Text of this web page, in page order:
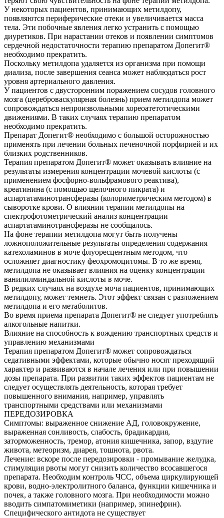
У некоторых пациентов, принимающих метилдопу,
появляются периферические отеки и увеличивается масса
тела. Эти побочные явления легко устранить с помощью
диуретиков. При нарастании отеков и появлении симптомов
сердечной недостаточности терапию препаратом Допегит®
необходимо прекратить.
Поскольку метилдопа удаляется из организма при помощи
диализа, после завершения сеанса может наблюдаться рост
уровня артериального давления.
У пациентов с двусторонним поражением сосудов головного
мозга (цереброваскулярная болезнь) прием метилдопа может
сопровождаться непроизвольными хореоатетотическими
движениями. В таких случаях терапию препаратом
необходимо прекратить.
Препарат Допегит® необходимо с большой осторожностью
применять при лечении больных печеночной порфирией и их
близких родственников.
Терапия препаратом Допегит® может оказывать влияние на
результаты измерения концентрации мочевой кислоты (с
применением фосфорно-вольфрамового реактива),
креатинина (с помощью щелочного пикрата) и
аспартатаминотрансферазы (колориметрическим методом) в
сыворотке крови. О влиянии терапии метилдопы на
спектрофотометрический анализ концентрации
аспартатаминотрансферазы не сообщалось.
На фоне терапии метилдопа могут быть получены
ложноположительные результаты определения содержания
катехоламинов в моче флуоресцентным методом, что
осложняет диагностику феохромоцитомы. В то же время,
метилдопа не оказывает влияния на оценку концентрации
ванилилминдальной кислоты в моче.
В редких случаях на воздухе моча пациентов, принимающих
метилдопу, может темнеть. Этот эффект связан с разложением
метилдопа и его метаболитов.
Во время приема препарата Допегит® не следует употреблять
алкогольные напитки.
Влияние на способность к вождению транспортных средств и
управлению механизмами
Терапия препаратом Допегит® может сопровождаться
седативными эффектами, которые обычно носят преходящий
характер и развиваются в начале лечения или при повышении
дозы препарата. При развитии таких эффектов пациентам не
следует осуществлять деятельность, которая требует
повышенного внимания, например, управлять
транспортными средствами или механизмами
ПЕРЕДОЗИРОВКА
Симптомы: выраженное снижение АД, головокружение,
выраженная сонливость, слабость, брадикардия,
заторможенность, тремор, атония кишечника, запор, вздутие
живота, метеоризм, диарея, тошнота, рвота.
Лечение: вскоре после передозировки - промывание желудка,
стимуляция рвоты могут снизить количество всосавшегося
препарата. Необходим контроль ЧСС, объема циркулирующей
крови, водно-электролитного баланса, функции кишечника и
почек, а также головного мозга. При необходимости можно
вводить симпатомиметики (например, эпинефрин).
Специфического антидота не существует